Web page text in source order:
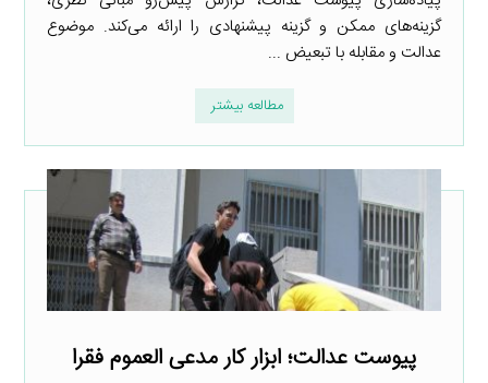
گزینه‌های ممکن و گزینه پیشنهادی را ارائه می‌کند. موضوع
عدالت و مقابله با تبعیض ...
مطالعه بیشتر
پیوست عدالت؛ ابزار کار مدعی العموم فقرا